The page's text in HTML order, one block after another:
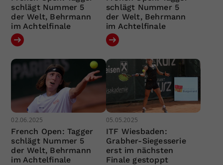
schlägt Nummer 5
der Welt, Behrmann
im Achtelfinale
schlägt Nummer 5
der Welt, Behrmann
im Achtelfinale
02.06.2025
French Open: Tagger
schlägt Nummer 5
der Welt, Behrmann
im Achtelfinale
05.05.2025
ITF Wiesbaden:
Grabher-Siegesserie
erst im nächsten
Finale gestoppt